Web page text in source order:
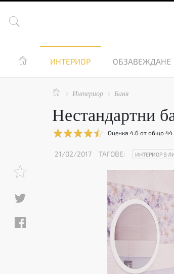

 ИНТЕРИОР ОБЗАВЕЖДАНЕ
  Интериор  Баня
Нестандартни
Оценка 4.6от общо 44
21/02/2017 ТАГОВЕ: ИНТЕРИОР В